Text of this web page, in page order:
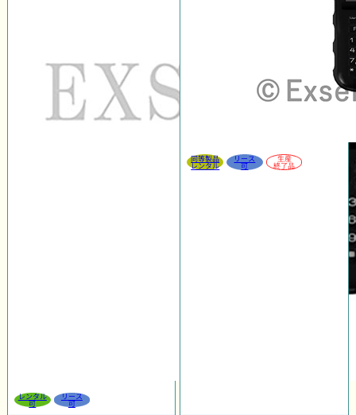
レンタル
可
リース
可
同等製品
レンタル
リース
可
生産
終了品